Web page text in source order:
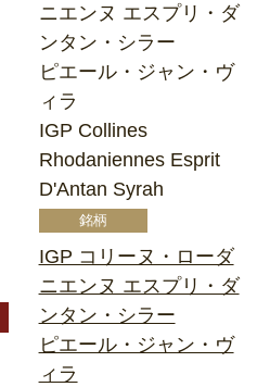
ニエンヌ エスプリ・ダ
ンタン・シラー
ピエール・ジャン・ヴ
ィラ
IGP Collines
Rhodaniennes Esprit
D'Antan Syrah
IGP コリーヌ・ローダ
ニエンヌ エスプリ・ダ
ンタン・シラー
ピエール・ジャン・ヴ
ィラ